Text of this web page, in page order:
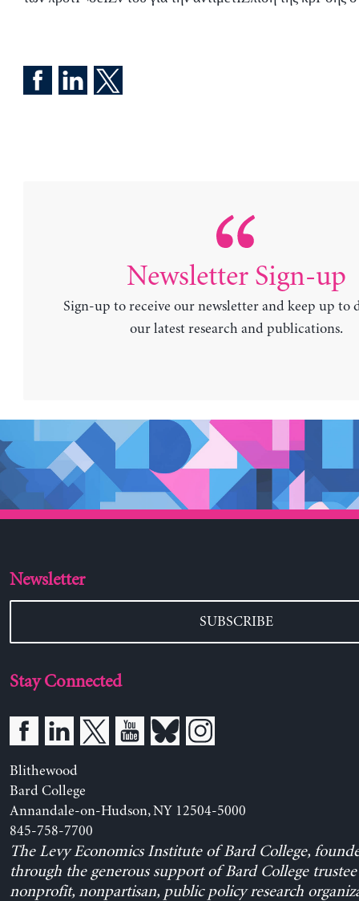
Newsletter Sign-up
Sign-up to receive our newsletter and keep up to
our latest research and publications.
Newsletter
SUBSCRIBE
Stay Connected
Blithewood
Bard College
Annandale-on-Hudson, NY 12504-5000
845-758-7700
The Levy Economics Institute of Bard College,
through the generous support of Bard College trustee
nonprofit, nonpartisan, public policy research